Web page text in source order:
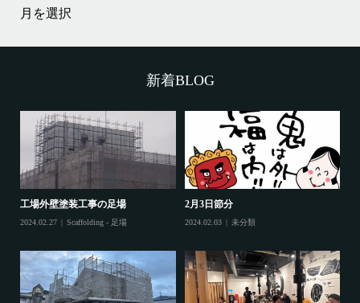
過
去
投
新着BLOG
工場外壁塗装工事の足場
2024.02.27 Scaffolding - 足場
2月3日節分
2024.02.03 未分類